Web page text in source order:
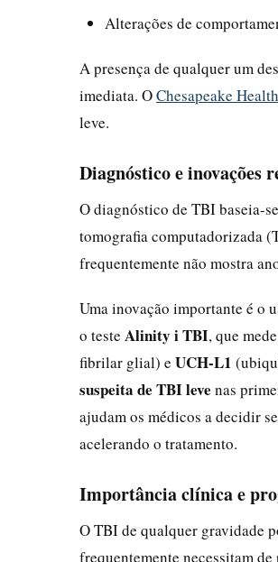
Alterações de
A presença de qualquer um
imediata. OChesapeake
leve.
Diagnóstico e inovações
O diagnóstico de TBI baseia-
tomografia computadorizada
frequentemente não mostra
Uma inovação importante é o
o teste Alinity i TBI, que
fibrilar glial) e UCH-L1
suspeita de TBI leve nas
ajudam os médicos a decidir
acelerando o tratamento.
Importância clínica e
O TBI de qualquer gravidade
frequentemente necessitam